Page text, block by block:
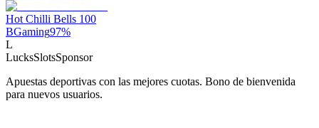
Hot Chilli Bells 100
BGaming97%
L
LucksSlotsSponsor
Apuestas deportivas con las mejores cuotas. Bono de bienvenida
para nuevos usuarios.